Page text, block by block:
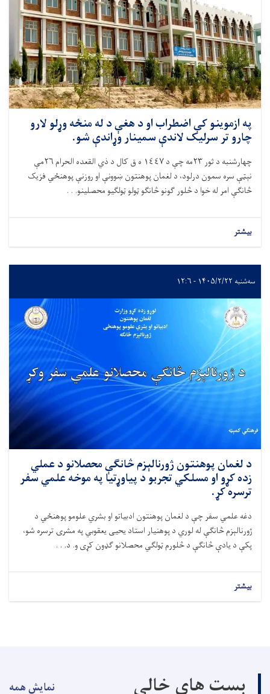
په ازموینو کې اضطراب او د هغې د له منځه وړلو لارو
چارو تر سرلیک لاندې سمینار وړاندې شو.
چهارشنبه د ثور۲۳
مه چې د ١٤٤٧ ه ق کال د ذي القعده الحرام ٢٦مې
نېټې سره سمون درلود، د لغمان پوهنتون ښوونې او روزنې پوهنځي فزیک
څانګې امر له خوا د څلور ګونو څانګو ټولو ټولګیو محصلینو. . .
بیشتر
سه‌شنبه ۱۴۰۵/۲/۲۲ - ۱۲:۶
د لغمان پوهنتون ژورنالېزم څانګې محصلانو د عملي
زده کړو او مسلکي تجربو د پیاوړتیا په موخه علمي سفر
ترسره کړ.
دغه علمي سفر چې د لغمان پوهنتون ادبیاتو او بشري علومو پوهنځي د
ژورنالېزم څانګې له لوري د پوهنیار استاد یحیی یعقوبي په مشرۍ ترسره شو،
پکې د یادې څانګې د څلورم ټولګي محصلانو ګډون کړی و. د. . .
بیشتر
بست های خالی نمایش همه